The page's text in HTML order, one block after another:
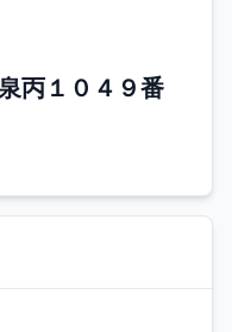
丙１０４９番